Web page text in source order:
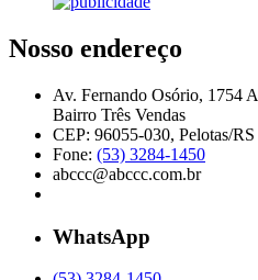
Nosso endereço
Av. Fernando Osório, 1754 A
Bairro Três Vendas
CEP: 96055-030, Pelotas/RS
Fone: (53) 3284-1450
abccc@abccc.com.br
WhatsApp